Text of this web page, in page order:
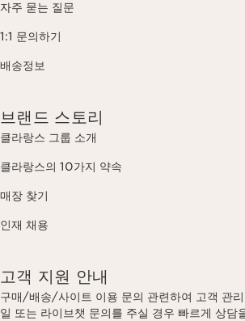
자주 묻는 질문
1:1 문의하기
배송정보
브랜드 스토리
클라랑스 그룹 소개
클라랑스의 10가지 약속
매장 찾기
인재 채용
고객 지원 안내
구매/배송/사이트 이용 문의 관련하여 고객 관
일 또는 라이브챗 문의를 주실 경우 빠르게 상담